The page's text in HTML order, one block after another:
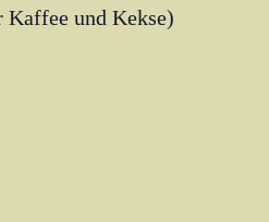
und Kekse)